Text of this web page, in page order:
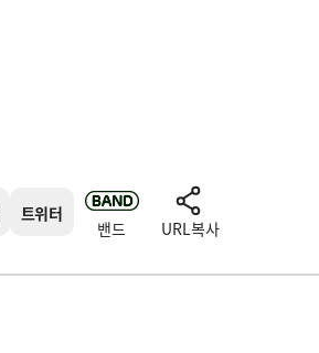
트위터
밴드 URL복사